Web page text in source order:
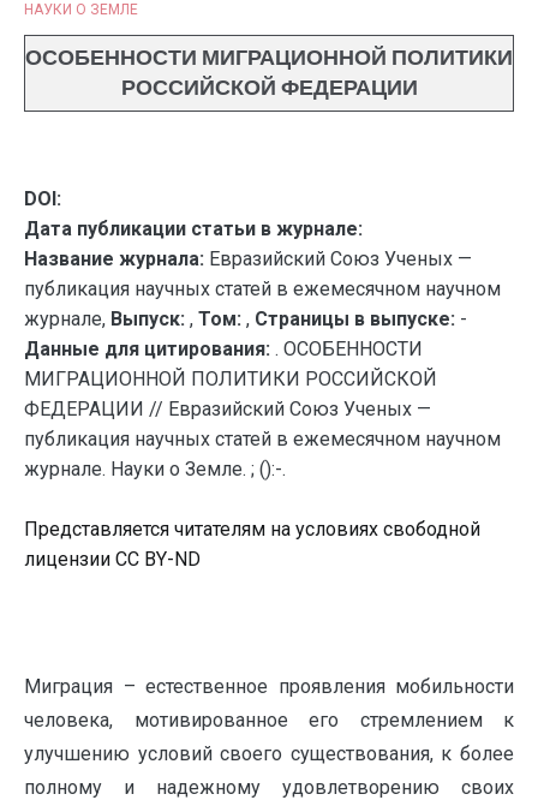
НАУКИ О ЗЕМЛЕ
ОСОБЕННОСТИ МИГРАЦИОННОЙ ПОЛИТИКИ
РОССИЙСКОЙ ФЕДЕРАЦИИ
DOI:
Дата публикации статьи в журнале:
Название журнала: Евразийский Союз Ученых —
публикация научных статей в ежемесячном научном
журнале, Выпуск: , Том: , Страницы в выпуске: -
Данные для цитирования: . ОСОБЕННОСТИ
МИГРАЦИОННОЙ ПОЛИТИКИ РОССИЙСКОЙ
ФЕДЕРАЦИИ // Евразийский Союз Ученых —
публикация научных статей в ежемесячном научном
журнале. Науки о Земле. ; ():-.
Представляется читателям на условиях свободной
лицензии CC BY-ND
Миграция – естественное проявления мобильности
человека, мотивированное его стремлением к
улучшению условий своего существования, к более
полному и надежному удовлетворению своих